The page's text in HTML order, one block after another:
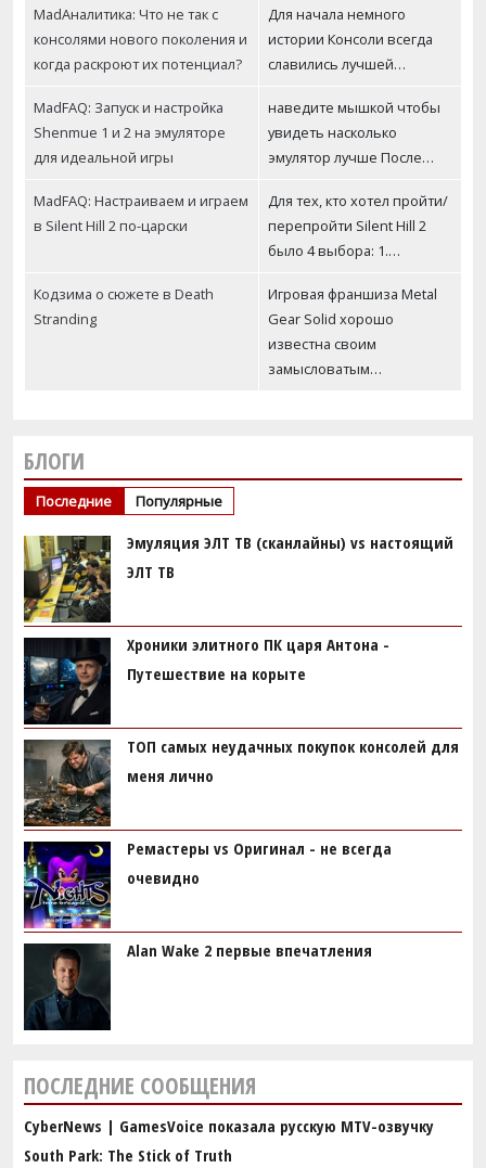
БЛОГИ
Последние Популярные
Эмуляция ЭЛТ ТВ (сканлайны) vs настоящий
ЭЛТ ТВ
Хроники элитного ПК царя Антона -
Путешествие на корыте
ТОП самых неудачных покупок консолей для
меня лично
Ремастеры vs Оригинал - не всегда
очевидно
Alan Wake 2 первые впечатления
ПОСЛЕДНИЕ СООБЩЕНИЯ
CyberNews | GamesVoice показала русскую MTV-озвучку
South Park: The Stick of Truth
MadАналитика: Что не так с
консолями нового поколения и
когда раскроют их потенциал?
Для начала немного
истории Консоли всегда
славились лучшей…
MadFAQ: Запуск и настройка
Shenmue 1 и 2 на эмуляторе
для идеальной игры
наведите мышкой чтобы
увидеть насколько
эмулятор лучше После…
MadFAQ: Настраиваем и играем
в Silent Hill 2 по-царски
Для тех, кто хотел пройти/
перепройти Silent Hill 2
было 4 выбора: 1.…
Кодзима о сюжете в Death
Stranding
Игровая франшиза Metal
Gear Solid хорошо
известна своим
замысловатым…